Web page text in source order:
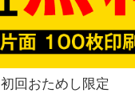
初回おためし限定